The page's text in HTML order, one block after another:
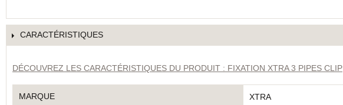
CARACTÉRISTIQUES
DÉCOUVREZ LES CARACTÉRISTIQUES DU PRODUIT : FIXATION XTRA 3 PIPES CLIP
MARQUE XTRA